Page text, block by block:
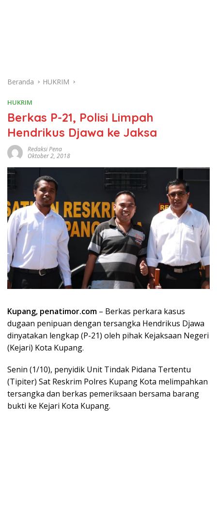
Beranda HUKRIM
HUKRIM
Berkas P-21, Polisi Limpah
Hendrikus Djawa ke Jaksa
Redaksi Pena
Oktober 2, 2018
Kupang, penatimor.com – Berkas perkara kasus
dugaan penipuan dengan tersangka Hendrikus Djawa
dinyatakan lengkap (P-21) oleh pihak Kejaksaan Negeri
(Kejari) Kota Kupang.
Senin (1/10), penyidik Unit Tindak Pidana Tertentu
(Tipiter) Sat Reskrim Polres Kupang Kota melimpahkan
tersangka dan berkas pemeriksaan bersama barang
bukti ke Kejari Kota Kupang.